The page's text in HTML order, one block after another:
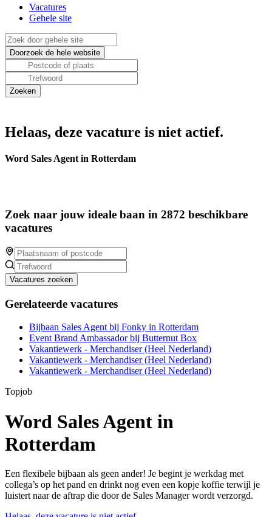
Vacatures
Gehele site
Helaas, deze vacature is niet actief.
Word Sales Agent in Rotterdam
Zoek naar jouw ideale baan in 2872 beschikbare
vacatures
Vacatures zoeken
Gerelateerde vacatures
Bijbaan Sales Agent bij Fonky in Rotterdam
Event Brand Ambassador bij Butternut Box
Vakantiewerk - Merchandiser (Heel Nederland)
Vakantiewerk - Merchandiser (Heel Nederland)
Vakantiewerk - Merchandiser (Heel Nederland)
Topjob
Word Sales Agent in
Rotterdam
Een flexibele bijbaan als geen ander! Je begint je werkdag met
collega’s op het pand en drinkt nog even een kopje koffie terwijl je
luistert naar de aftrap die door de Sales Manager wordt verzorgd.